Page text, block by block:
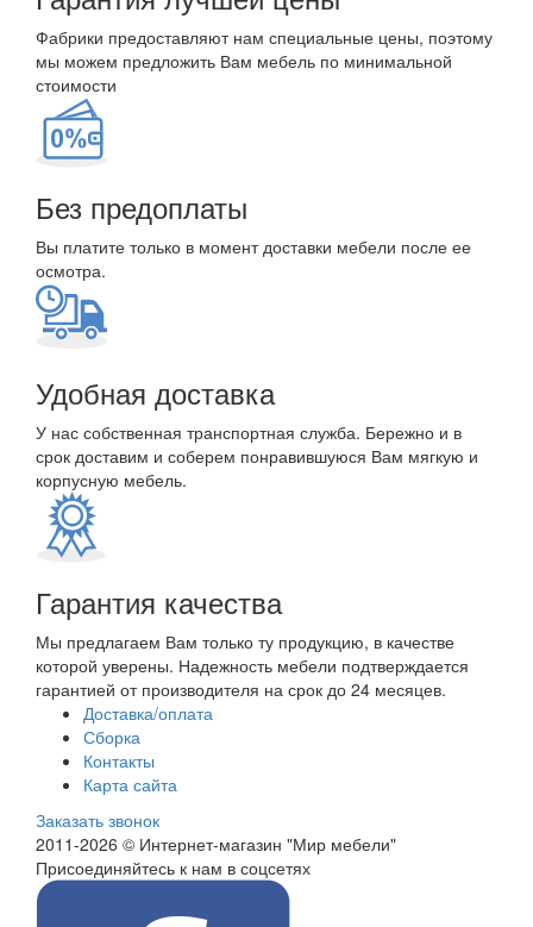
Фабрики предоставляют нам специальные цены, поэтому
мы можем предложить Вам мебель по минимальной
стоимости
Без предоплаты
Вы платите только в момент доставки мебели после ее
осмотра.
Удобная доставка
У нас собственная транспортная служба. Бережно и в
срок доставим и соберем понравившуюся Вам мягкую и
корпусную мебель.
Гарантия качества
Мы предлагаем Вам только ту продукцию, в качестве
которой уверены. Надежность мебели подтверждается
гарантией от производителя на срок до 24 месяцев.
Доставка/оплата
Сборка
Контакты
Карта сайта
Заказать звонок
2011-2026 © Интернет-магазин "Мир мебели"
Присоединяйтесь к нам в соцсетях